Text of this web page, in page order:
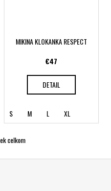
MIKINA KLOKANKA RESPECT
€47
DETAIL
S M L XL
O celkom